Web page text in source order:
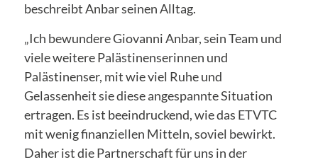
beschreibt Anbar seinen Alltag.
„Ich bewundere Giovanni Anbar, sein Team und
viele weitere Palästinenserinnen und
Palästinenser, mit wie viel Ruhe und
Gelassenheit sie diese angespannte Situation
ertragen. Es ist beeindruckend, wie das ETVTC
mit wenig finanziellen Mitteln, soviel bewirkt.
Daher ist die Partnerschaft für uns in der